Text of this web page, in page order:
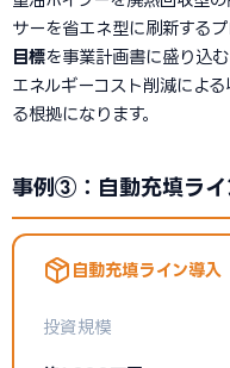
サーを省エネ型に刷新するプ
目標を事業計画書に盛り込
エネルギーコスト削減によ
る根拠になります。
事例③：自動充填ライ
自動充填ライン導入
投資規模